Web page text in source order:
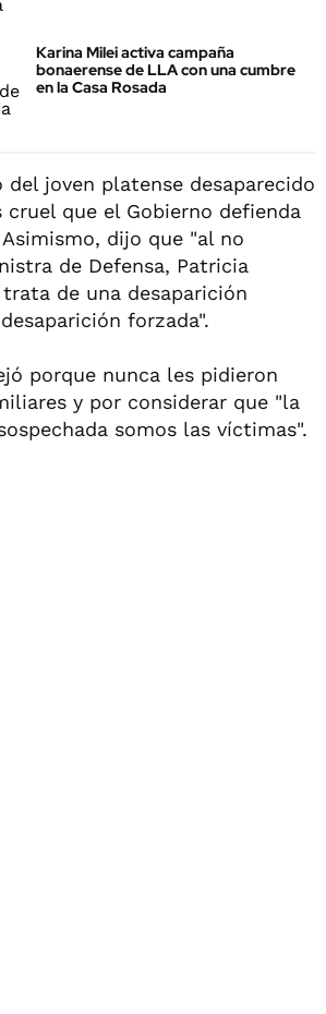
Karina Milei activa campaña
bonaerense de LLA con una cumbre
en la Casa Rosada
del joven platense desaparecido
cruel que el Gobierno defienda
Asimismo, dijo que "al no
de Defensa, Patricia
de una desaparición
forzada".
porque nunca les pidieron
y por considerar que "la
somos las víctimas".